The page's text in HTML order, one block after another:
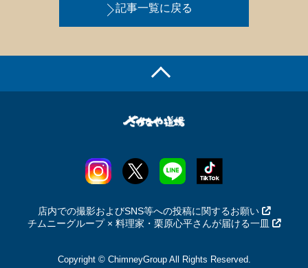
記事一覧に戻る
店内での撮影およびSNS等への投稿に関するお願い
チムニーグループ × 料理家・栗原心平さんが届ける一皿
Copyright © ChimneyGroup All Rights Reserved.